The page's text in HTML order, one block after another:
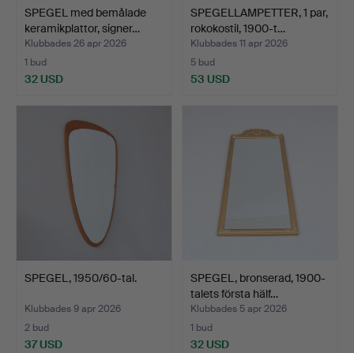
SPEGEL med bemålade
keramikplattor, signer…
Klubbades 26 apr 2026
1 bud
32 USD
SPEGELLAMPETTER, 1 par,
rokokostil, 1900-t…
Klubbades 11 apr 2026
5 bud
53 USD
SPEGEL, 1950/60-tal.
Klubbades 9 apr 2026
2 bud
37 USD
SPEGEL, bronserad, 1900-
talets första hälf…
Klubbades 5 apr 2026
1 bud
32 USD